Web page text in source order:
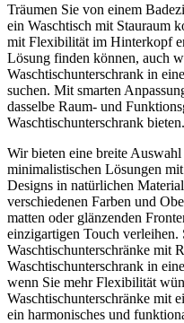
Träumen Sie von einem
ein Waschtisch mit Stauraum
mit Flexibilität im Hinterkopf
Lösung finden können, auch
Waschtischunterschrank in
suchen. Mit smarten
dasselbe Raum- und
Waschtischunterschrank bieten.
Wir bieten eine breite
minimalistischen Lösungen
Designs in natürlichen
verschiedenen Farben und
matten oder glänzenden
einzigartigen Touch verleihen.
Waschtischunterschränke mit
Waschtischunterschrank in
wenn Sie mehr Flexibilität
Waschtischunterschränke mit
ein harmonisches und